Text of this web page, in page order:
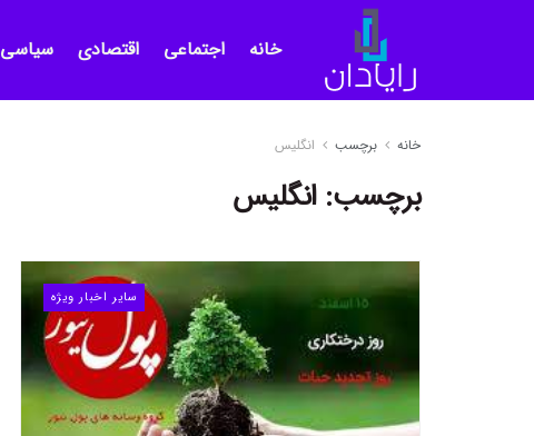
خانه اجتماعی اقتصادی سیاسی
خانه برچسب انگلیس
برچسب:انگلیس
سایر اخبار ویژه